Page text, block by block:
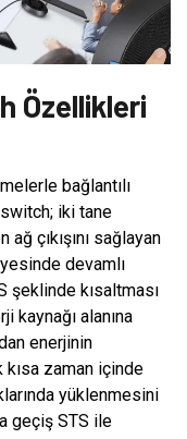
Özellikleri
bağlantılı
iki tane
çıkışını sağlayan
devamlı
şeklinde kısaltması
kaynağı alanına
enerjinin
zaman içinde
yüklenmesini
geçiş STS ile